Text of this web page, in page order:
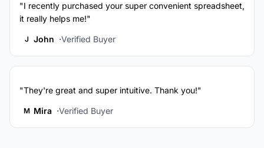
"I recently purchased your super convenient spreadsheet,
it really helps me!"
J John Verified Buyer
"They're great and super intuitive. Thank you!"
M Mira Verified Buyer